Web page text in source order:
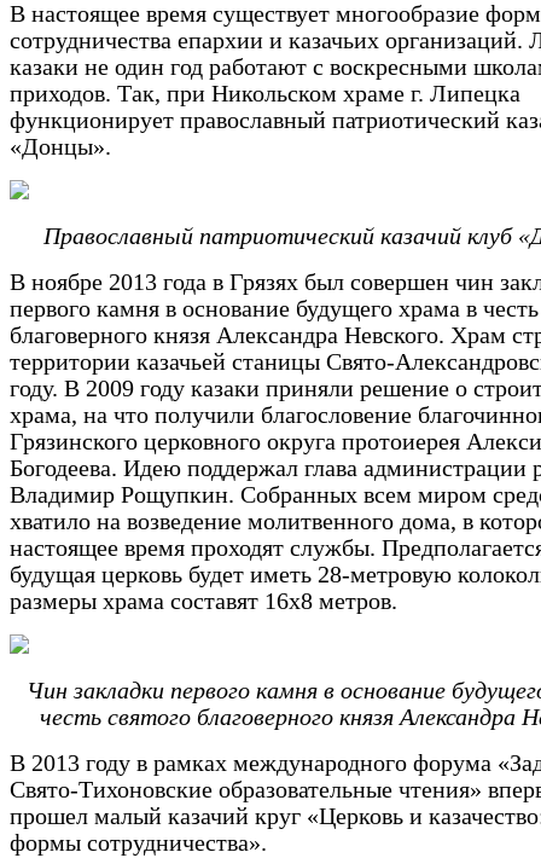
В настоящее время существует многообразие форм
сотрудничества епархии и казачьих организаций.
казаки не один год работают с воскресными
приходов. Так, при Никольском храме г. Липецка
функционирует православный патриотический
«Донцы».
Православный патриотический казачий клуб
В ноябре 2013 года в Грязях был совершен чин
первого камня в основание будущего храма в честь
благоверного князя Александра Невского. Храм
территории казачьей станицы Свято-
году. В 2009 году казаки приняли решение о
храма, на что получили благословение
Грязинского церковного округа протоиерея
Богодеева. Идею поддержал глава администрации
Владимир Рощупкин. Собранных всем миром
хватило на возведение молитвенного дома, в
настоящее время проходят службы.
будущая церковь будет иметь 28-метровую
размеры храма составят 16х8 метров.
Чин закладки первого камня в основание
честь святого благоверного князя Александра
В 2013 году в рамках международного форума
Свято-Тихоновские образовательные чтения»
прошел малый казачий круг «Церковь и
формы сотрудничества».